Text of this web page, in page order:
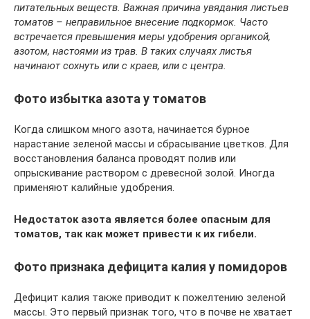
питательных веществ. Важная причина увядания листьев
томатов – неправильное внесение подкормок. Часто
встречается превышения меры удобрения органикой,
азотом, настоями из трав. В таких случаях листья
начинают сохнуть или с краев, или с центра.
Фото избытка азота у томатов
Когда слишком много азота, начинается бурное
нарастание зеленой массы и сбрасывание цветков. Для
восстановления баланса проводят полив или
опрыскивание раствором с древесной золой. Иногда
применяют калийные удобрения.
Недостаток азота является более опасным для
томатов, так как может привести к их гибели.
Фото признака дефицита калия у помидоров
Дефицит калия также приводит к пожелтению зеленой
массы. Это первый признак того, что в почве не хватает